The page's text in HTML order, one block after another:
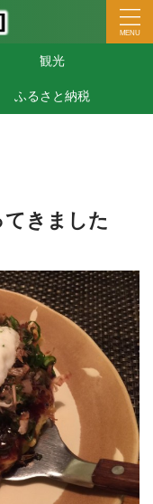
観光
ふるさと納税
きました